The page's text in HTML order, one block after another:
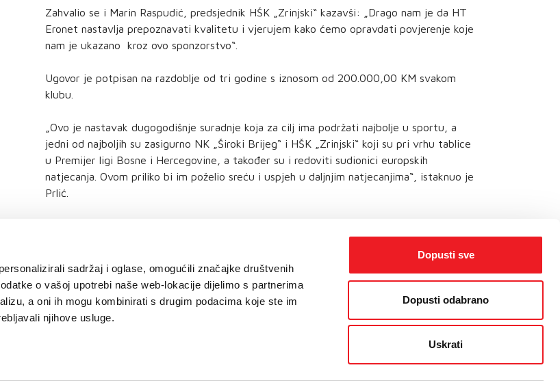
sadržaj i oglase, omogućili značajke društvenih
o vašoj upotrebi naše web-lokacije dijelimo s partnerima
a oni ih mogu kombinirati s drugim podacima koje ste im
njihove usluge.
Dopusti sve
Dopusti odabrano
Uskrati
Zahvalio se i Marin Raspudić, predsjednik HŠK „Zrinjski“ kazavši: „Drago nam je da HT
Eronet nastavlja prepoznavati kvalitetu i vjerujem kako ćemo opravdati povjerenje koje
nam je ukazano kroz ovo sponzorstvo“.
Ugovor je potpisan na razdoblje od tri godine s iznosom od 200.000,00 KM svakom
klubu.
„Ovo je nastavak dugogodišnje suradnje koja za cilj ima podržati najbolje u sportu, a
jedni od najboljih su zasigurno NK „Široki Brijeg“ i HŠK „Zrinjski“ koji su pri vrhu tablice
u Premijer ligi Bosne i Hercegovine, a također su i redoviti sudionici europskih
natjecanja. Ovom priliko bi im poželio sreću i uspjeh u daljnjim natjecanjima“, istaknuo je
Prlić.
kreditnim karticama/Uvjeti korištenja/Politika zaštite privatnosti korisnika/Politika kolačića/Web dizajnby THE BIG IDEA LAB